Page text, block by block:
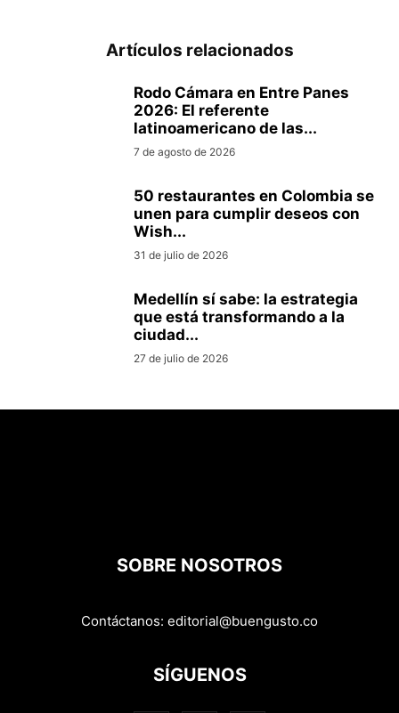
Artículos relacionados
Rodo Cámara en Entre Panes
2026: El referente
latinoamericano de las...
7 de agosto de 2026
50 restaurantes en Colombia se
unen para cumplir deseos con
Wish...
31 de julio de 2026
Medellín sí sabe: la estrategia
que está transformando a la
ciudad...
27 de julio de 2026
SOBRE NOSOTROS
Contáctanos: editorial@buengusto.co
SÍGUENOS